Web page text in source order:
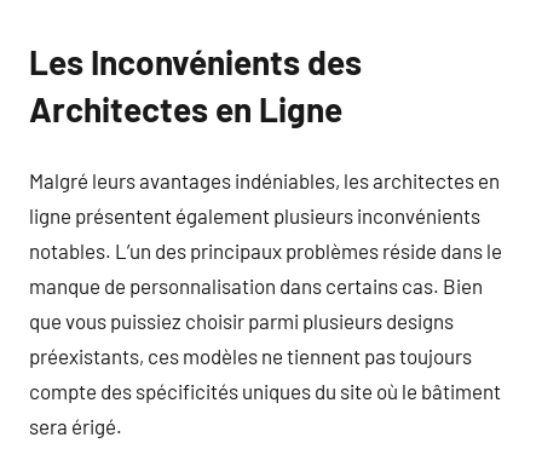
Les Inconvénients des
Architectes en Ligne
Malgré leurs avantages indéniables, les architectes en
ligne présentent également plusieurs inconvénients
notables. L’un des principaux problèmes réside dans le
manque de personnalisation dans certains cas. Bien
que vous puissiez choisir parmi plusieurs designs
préexistants, ces modèles ne tiennent pas toujours
compte des spécificités uniques du site où le bâtiment
sera érigé.